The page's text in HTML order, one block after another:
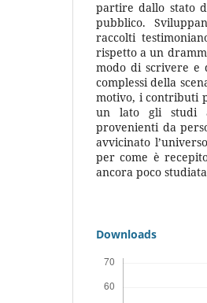
partire dallo stato
pubblico.
raccolti
rispetto a un
modo di scrivere
complessi della
motivo, i contributi
un lato gli studi
provenienti da
avvicinato
per come è
ancora poco
Downloads